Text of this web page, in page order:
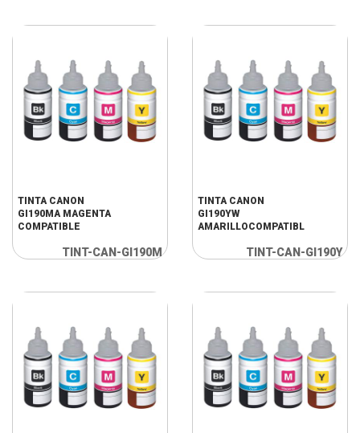
TINTA CANON
GI190MA MAGENTA
COMPATIBLE
TINT-CAN-GI190M
TINTA CANON
GI190YW
AMARILLOCOMPATIBLE
TINT-CAN-GI190Y